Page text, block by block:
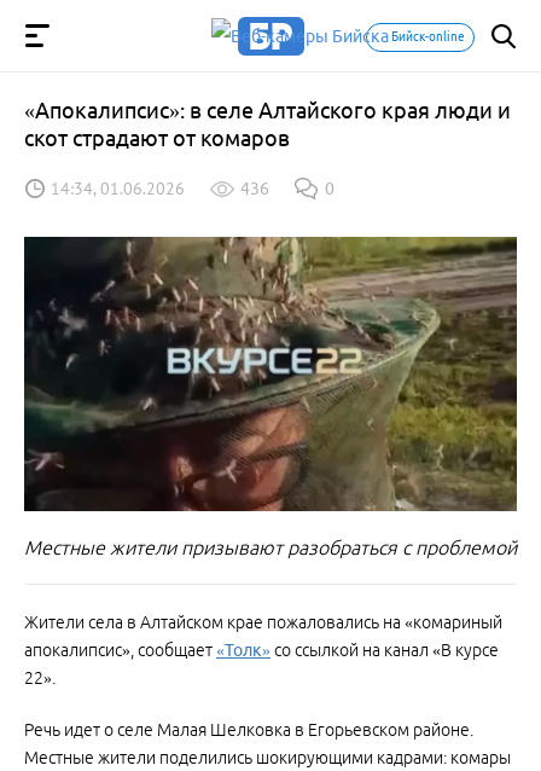
Бийск-online
«Апокалипсис»: в селе Алтайского края люди и
скот страдают от комаров
14:34, 01.06.2026 436 0
Местные жители призывают разобраться с проблемой
Жители села в Алтайском крае пожаловались на «комариный
апокалипсис», сообщает«Толк»со ссылкой на канал «В курсе
22».
Речь идет о селе Малая Шелковка в Егорьевском районе.
Местные жители поделились шокирующими кадрами: комары